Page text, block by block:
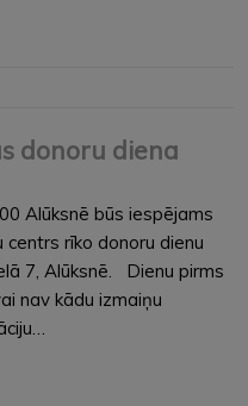
donoru diena
Alūksnē būs iespējams
rīko donoru dienu
7, Alūksnē. Dienu pirms
nav kādu izmaiņu